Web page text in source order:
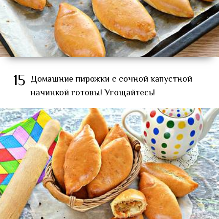
15 Домашние пирожки с сочной капустной
начинкой готовы! Угощайтесь!